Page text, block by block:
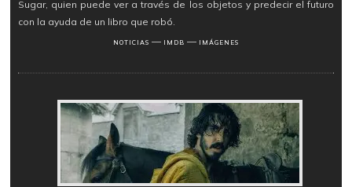
Sugar, quien puede ver a través de los objetos y predecir el futuro
con la ayuda de un libro que robó.
NOTICIAS ― IMDB ― IMÁGENES